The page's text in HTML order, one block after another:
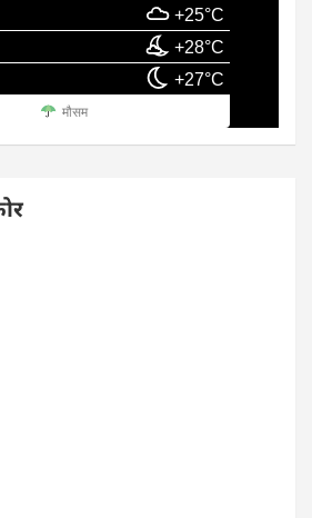
+25°C
+28°C
+27°C
मौसम